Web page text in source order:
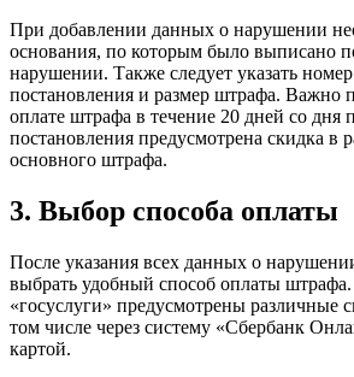
При добавлении данных о нарушении
основания, по которым было выписано
нарушении. Также следует указать
постановления и размер штрафа. Важно
оплате штрафа в течение 20 дней со дня
постановления предусмотрена скидка в
основного штрафа.
3. Выбор способа оплаты
После указания всех данных о
выбрать удобный способ оплаты
«госуслуги» предусмотрены различные
том числе через систему «Сбербанк
картой.